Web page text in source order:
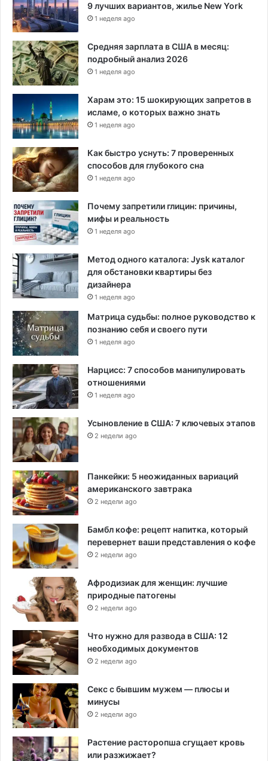
9 лучших вариантов, жилье New York
1 неделя ago
Средняя зарплата в США в месяц:
подробный анализ 2026
1 неделя ago
Харам это: 15 шокирующих запретов в
исламе, о которых важно знать
1 неделя ago
Как быстро уснуть: 7 проверенных
способов для глубокого сна
1 неделя ago
Почему запретили глицин: причины,
мифы и реальность
1 неделя ago
Метод одного каталога: Jysk каталог
для обстановки квартиры без
дизайнера
1 неделя ago
Матрица судьбы: полное руководство к
познанию себя и своего пути
1 неделя ago
Нарцисс: 7 способов манипулировать
отношениями
1 неделя ago
Усыновление в США: 7 ключевых этапов
2 недели ago
Панкейки: 5 неожиданных вариаций
американского завтрака
2 недели ago
Бамбл кофе: рецепт напитка, который
перевернет ваши представления о кофе
2 недели ago
Афродизиак для женщин: лучшие
природные патогены
2 недели ago
Что нужно для развода в США: 12
необходимых документов
2 недели ago
Секс с бывшим мужем — плюсы и
минусы
2 недели ago
Растение расторопша сгущает кровь
или разжижает?